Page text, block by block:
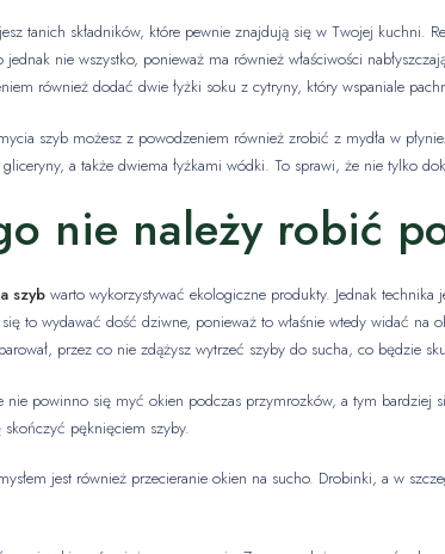
tanich składników, które pewnie znajdują się w Twojej kuchni.
jednak nie wszystko, ponieważ ma również właściwości
również dodać dwie łyżki soku z cytryny, który wspaniale
szyb możesz z powodzeniem również zrobić z mydła w
a także dwiema łyżkami wódki. To sprawi, że nie tylko
nie należy robić
szybwarto wykorzystywać ekologiczne produkty. Jednak
to wydawać dość dziwne, ponieważ to właśnie wtedy widać na
przez co nie zdążysz wytrzeć szyby do sucha, co będzie
nie powinno się myć okien podczas przymrozków, a tym bardziej
skończyć pęknięciem szyby.
jest również przecieranie okien na sucho. Drobinki, a w